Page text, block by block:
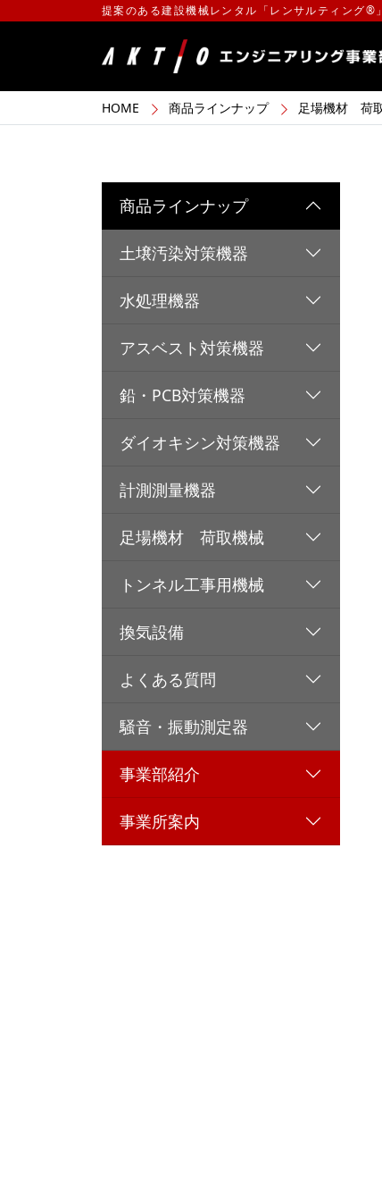
提案のある建設機械レンタル「レンサルティング®
HOME 商品ラインナップ 足場機材 荷
商品ラインナップ
土壌汚染対策機器
水処理機器
アスベスト対策機器
鉛・PCB対策機器
ダイオキシン対策機器
計測測量機器
足場機材 荷取機械
トンネル工事用機械
換気設備
よくある質問
騒音・振動測定器
事業部紹介
事業所案内